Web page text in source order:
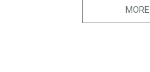
MORE